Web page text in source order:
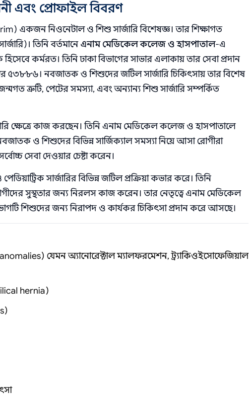
এবং প্রোফাইল বিবরণ
একজন নিওনেটাল ও শিশু সার্জারি বিশেষজ্ঞ। তার শিক্ষাগত
তিনি বর্তমানে এনাম মেডিকেল কলেজ ও হাসপাতাল-এ
কর্মরত। তিনি ঢাকা বিভাগের সাভার এলাকায় তার সেবা প্রদান
৫৩৮৮৬। নবজাতক ও শিশুদের জটিল সার্জারি চিকিৎসায় তার বিশেষ
ত্রুটি, পেটের সমস্যা, এবং অন্যান্য শিশু সার্জারি সম্পর্কিত
ক্ষেত্রে কাজ করছেন। তিনি এনাম মেডিকেল কলেজ ও হাসপাতালে
ও শিশুদের বিভিন্ন সার্জিক্যাল সমস্যা নিয়ে আসা রোগীরা
সেবা দেওয়ার চেষ্টা করেন।
সার্জারির বিভিন্ন জটিল প্রক্রিয়া কভার করে। তিনি
সুস্থতার জন্য নিরলস কাজ করেন। তার নেতৃত্বে এনাম মেডিকেল
শিশুদের জন্য নিরাপদ ও কার্যকর চিকিৎসা প্রদান করে আসছে।
যেমন অ্যানোরেক্টাল ম্যালফরমেশন, ট্র্যাকিওইসোফেজিয়াল
hernia)